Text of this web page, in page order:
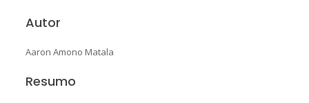
Autor
Aaron Amono Matala
Resumo